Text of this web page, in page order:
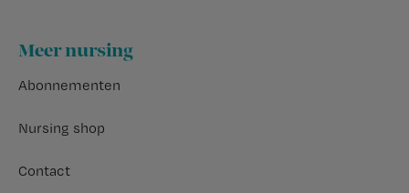
Footer
Meer nursing
Abonnementen
Nursing shop
Contact